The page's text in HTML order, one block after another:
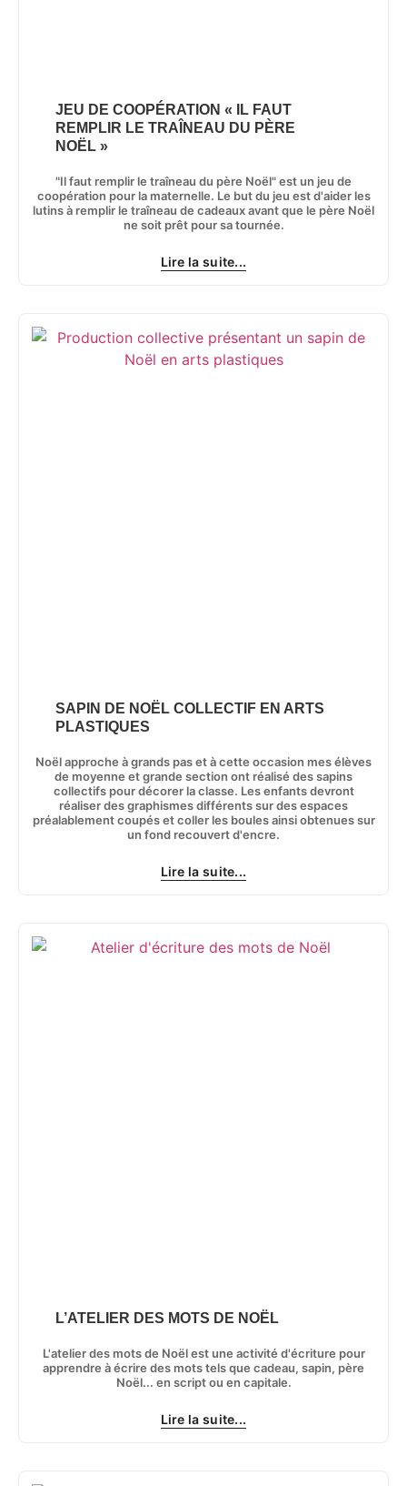
JEU DE COOPÉRATION « IL FAUT
REMPLIR LE TRAÎNEAU DU PÈRE
NOËL »
"Il faut remplir le traîneau du père Noël" est un jeu de
coopération pour la maternelle. Le but du jeu est d'aider les
lutins à remplir le traîneau de cadeaux avant que le père Noël
ne soit prêt pour sa tournée.
Lire la suite...
SAPIN DE NOËL COLLECTIF EN ARTS
PLASTIQUES
Noël approche à grands pas et à cette occasion mes élèves
de moyenne et grande section ont réalisé des sapins
collectifs pour décorer la classe. Les enfants devront
réaliser des graphismes différents sur des espaces
préalablement coupés et coller les boules ainsi obtenues sur
un fond recouvert d'encre.
Lire la suite...
L’ATELIER DES MOTS DE NOËL
L'atelier des mots de Noël est une activité d'écriture pour
apprendre à écrire des mots tels que cadeau, sapin, père
Noël... en script ou en capitale.
Lire la suite...